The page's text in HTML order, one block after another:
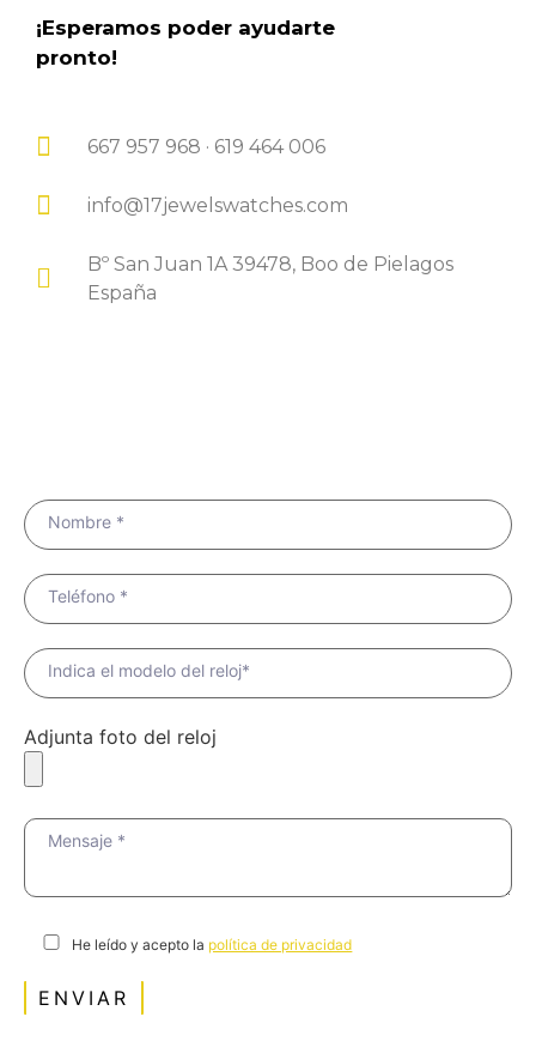
¡Esperamos poder ayudarte
pronto!
667 957 968 · 619 464 006
info@17jewelswatches.com
Bº San Juan 1A 39478, Boo de Pielagos
España
Nombre *
Teléfono *
Indica el modelo del reloj*
Adjunta foto del reloj
Mensaje *
He leído y acepto la política de privacidad